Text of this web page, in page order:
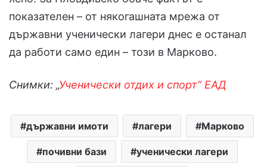
показателен – от някогашната мрежа от
държавни ученически лагери днес е останал
да работи само един – този в Марково.
Снимки: „Ученически отдих и спорт“ ЕАД
държавни имоти лагери Марково
почивни бази ученически лагери